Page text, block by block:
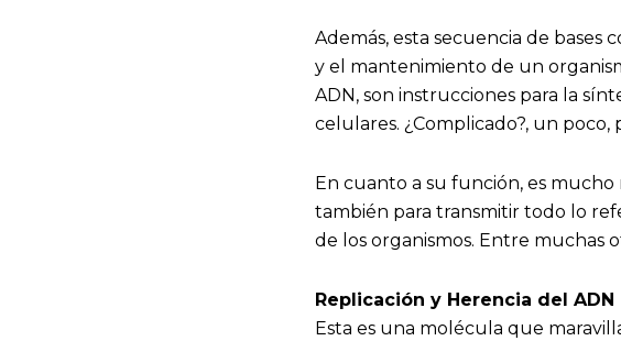
Además, esta secuencia de bases
y el mantenimiento de un
ADN, son instrucciones para la
celulares. ¿Complicado?, un poco,
En cuanto a su función, es mucho
también para transmitir todo lo
de los organismos. Entre muchas
Replicación y Herencia del ADN
Esta es una molécula que